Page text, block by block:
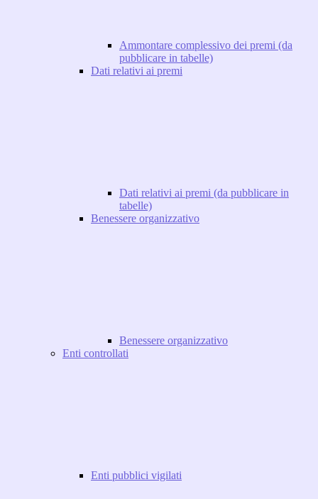
Ammontare complessivo dei premi (da
pubblicare in tabelle)
Dati relativi ai premi
Dati relativi ai premi (da pubblicare in
tabelle)
Benessere organizzativo
Benessere organizzativo
Enti controllati
Enti pubblici vigilati